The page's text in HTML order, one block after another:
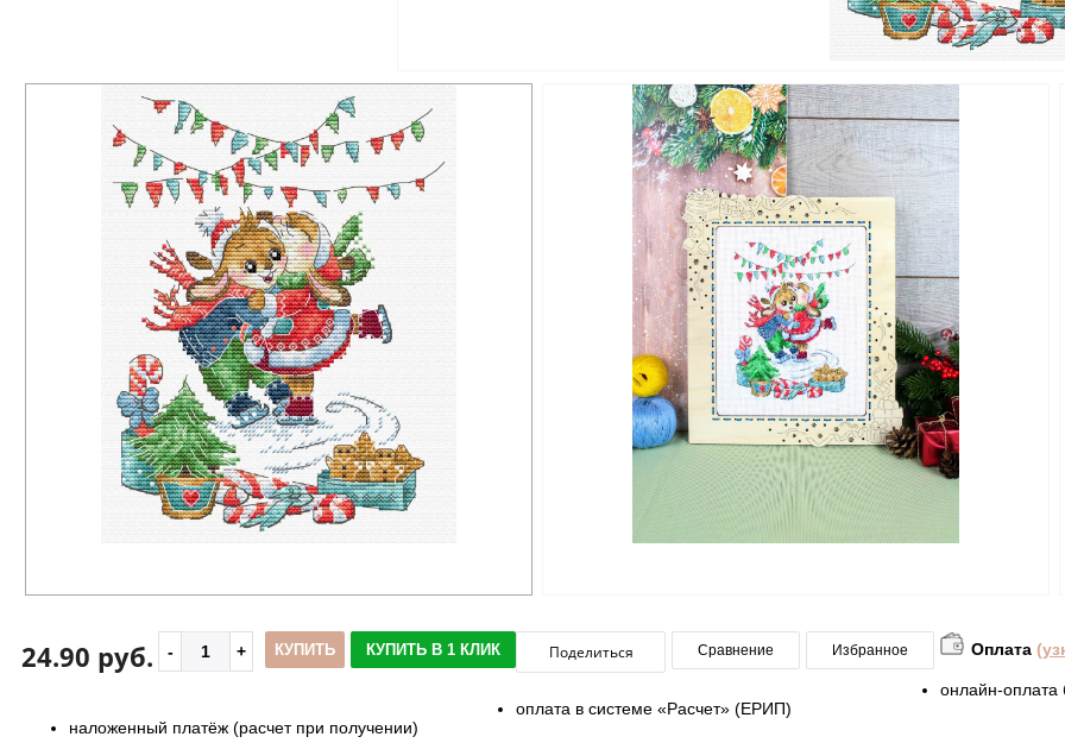
24.90 руб. КУПИТЬ КУПИТЬ В 1 КЛИК Поделиться Сравнение Избранное Оплата
онлайн-оплата
оплата в системе «Расчет» (ЕРИП)
наложенный платёж (расчет при получении)